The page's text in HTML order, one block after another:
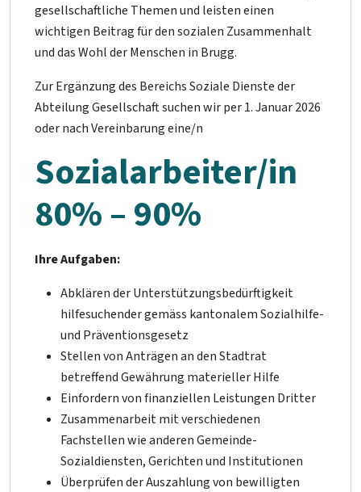
gesellschaftliche Themen und leisten einen
wichtigen Beitrag für den sozialen Zusammenhalt
und das Wohl der Menschen in Brugg.
Zur Ergänzung des Bereichs Soziale Dienste der
Abteilung Gesellschaft suchen wir per 1. Januar 2026
oder nach Vereinbarung eine/n
Sozialarbeiter/in
80% – 90%
Ihre Aufgaben:
Abklären der Unterstützungsbedürftigkeit
hilfesuchender gemäss kantonalem Sozialhilfe-
und Präventionsgesetz
Stellen von Anträgen an den Stadtrat
betreffend Gewährung materieller Hilfe
Einfordern von finanziellen Leistungen Dritter
Zusammenarbeit mit verschiedenen
Fachstellen wie anderen Gemeinde-
Sozialdiensten, Gerichten und Institutionen
Überprüfen der Auszahlung von bewilligten